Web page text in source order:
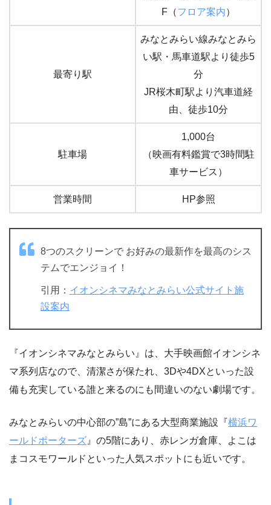
F（フロア案内）
最寄り駅
みなとみらい線みなとみら
い駅・馬車道駅より徒歩5
分
JR桜木町駅より汽車道経
由、徒歩10分
駐車場
1,000台
（映画有料鑑賞で3時間駐
車サービス）
営業時間 HP参照
8つのスクリーンで お好みの最新作を最高のシス
テムでエンジョイ！
引用： イオンシネマみなとみらい公式サイト施
設案内
『イオンシネマみなとみらい』は、大手映画館イオンシネ
マ系列店なので、清潔さが保たれ、3Dや4DXといった設
備も充実している誰と来るのにも間違いのない劇場です。
みなとみらいの中心部の”島”にある大型商業施設『横浜ワ
ールドポーターズ 』の5階にあり、赤レンガ倉庫、よこは
まコスモワールドといった人気スポットにも近いです。